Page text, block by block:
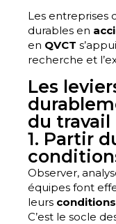
Les entreprises
durables en
en QVCT
recherche et
Les
du travail
1. Partir
Observer,
équipes font
leurs
C’est le socle